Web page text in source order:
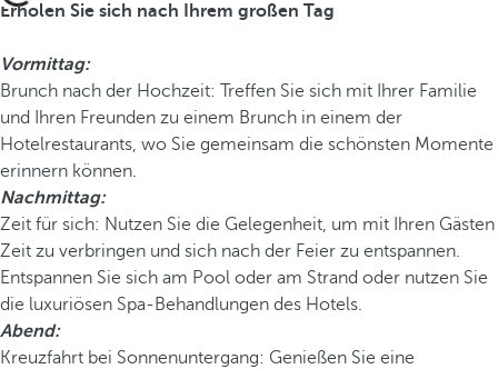
Erholen Sie sich nach Ihrem großen Tag
Vormittag:
Brunch nach der Hochzeit: Treffen Sie sich mit Ihrer Familie
und Ihren Freunden zu einem Brunch in einem der
Hotelrestaurants, wo Sie gemeinsam die schönsten Momente
erinnern können.
Nachmittag:
Zeit für sich: Nutzen Sie die Gelegenheit, um mit Ihren Gästen
Zeit zu verbringen und sich nach der Feier zu entspannen.
Entspannen Sie sich am Pool oder am Strand oder nutzen Sie
die luxuriösen Spa-Behandlungen des Hotels.
Abend:
Kreuzfahrt bei Sonnenuntergang: Genießen Sie eine